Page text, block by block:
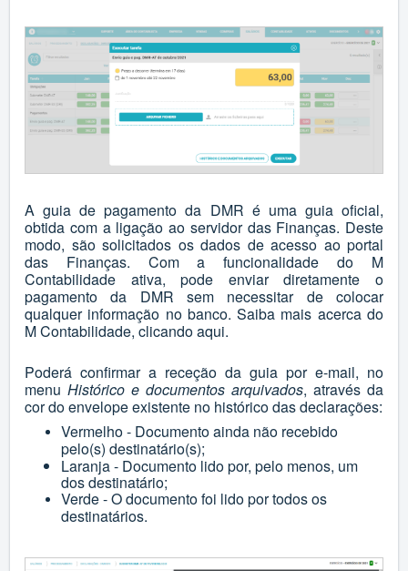
A guia de pagamento da DMR é uma guia oficial,
obtida com a ligação ao servidor das Finanças. Deste
modo, são solicitados os dados de acesso ao portal
das Finanças. Com a funcionalidade do M
Contabilidade ativa, pode enviar diretamente o
pagamento da DMR sem necessitar de colocar
qualquer informação no banco. Saiba mais acerca do
M Contabilidade, clicandoaqui.
Poderá confirmar a receção da guia por e-mail, no
menu Histórico e documentos arquivados, através da
cor do envelope existente no histórico das declarações:
Vermelho - Documento ainda não recebido
pelo(s) destinatário(s);
Laranja - Documento lido por, pelo menos, um
dos destinatário;
Verde - O documento foi lido por todos os
destinatários.